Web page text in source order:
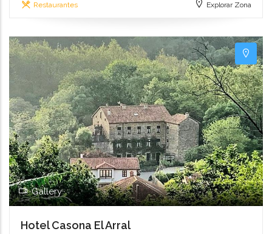
Restaurantes Explorar Zona
Gallery
Hotel Casona El Arral